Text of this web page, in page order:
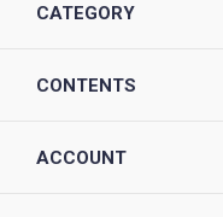
CATEGORY
CONTENTS
ACCOUNT